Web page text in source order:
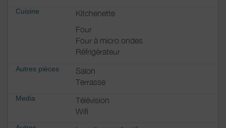
Cuisine
Kitchenette
Four
Four à micro ondes
Réfrigérateur
Autres pièces
Salon
Terrasse
Media
Télévision
Wifi